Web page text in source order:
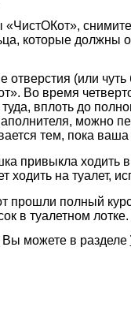
которые должны
отверстия (или
Во время
вплоть до
можно
тем, пока
привыкла
на туалет,
прошли полный
в туалетном лотке.
Вы можете в разделе